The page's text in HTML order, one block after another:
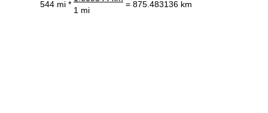
544 mi * = 875.483136 km
1 mi